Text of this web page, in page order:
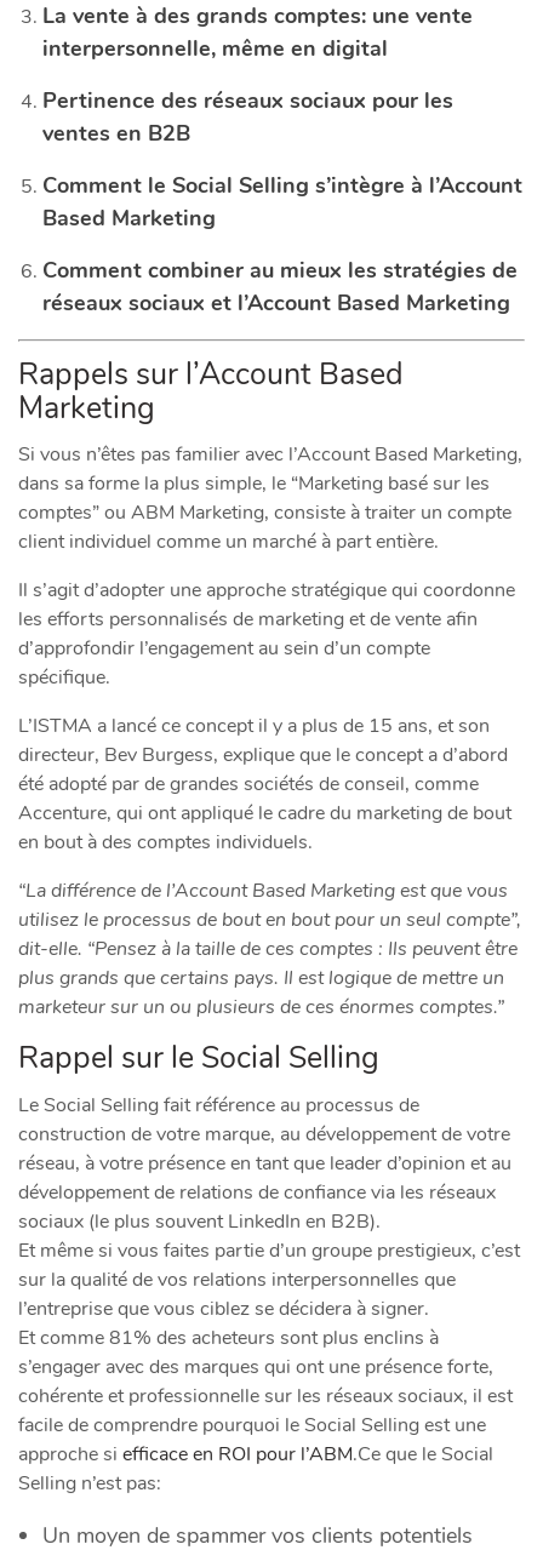
​La vente à des grands comptes: une vente
interpersonnelle, même en digital
​Pertinence des réseaux sociaux pour les
ventes en B2B
​Comment le Social Selling s’intègre à l’Account
Based Marketing
​Comment combiner au mieux les stratégies de
réseaux sociaux et l’Account Based Marketing
Rappels sur l’Account Based
Marketing
Si vous n’êtes pas familier avec l’Account Based Marketing,
dans sa forme la plus simple, le “Marketing basé sur les
comptes” ou ABM Marketing, consiste à traiter un compte
client individuel comme un marché à part entière.
Il s’agit d’adopter une approche stratégique qui coordonne
les efforts personnalisés de marketing et de vente afin
d’approfondir l’engagement au sein d’un compte
spécifique.
L’ISTMA a lancé ce concept il y a plus de 15 ans, et son
directeur, Bev Burgess, explique que le concept a d’abord
été adopté par de grandes sociétés de conseil, comme
Accenture, qui ont appliqué le cadre du marketing de bout
en bout à des comptes individuels.
“La différence de l’Account Based Marketing est que vous
utilisez le processus de bout en bout pour un seul compte”,
dit-elle. “Pensez à la taille de ces comptes : Ils peuvent être
plus grands que certains pays. Il est logique de mettre un
marketeur sur un ou plusieurs de ces énormes comptes.”
Rappel sur le Social Selling
Le Social Selling fait référence au processus de
construction de votre marque, au développement de votre
réseau, à votre présence en tant que leader d’opinion et au
développement de relations de confiance via les réseaux
sociaux (le plus souvent LinkedIn en B2B).
Et même si vous faites partie d’un groupe prestigieux, c’est
sur la qualité de vos relations interpersonnelles que
l’entreprise que vous ciblez se décidera à signer.
Et comme 81% des acheteurs sont plus enclins à
s’engager avec des marques qui ont une présence forte,
cohérente et professionnelle sur les réseaux sociaux, il est
facile de comprendre pourquoi le Social Selling est une
approche si efficace en ROI pour l’ABM.Ce que le Social
Selling n’est pas:
Un moyen de spammer vos clients potentiels